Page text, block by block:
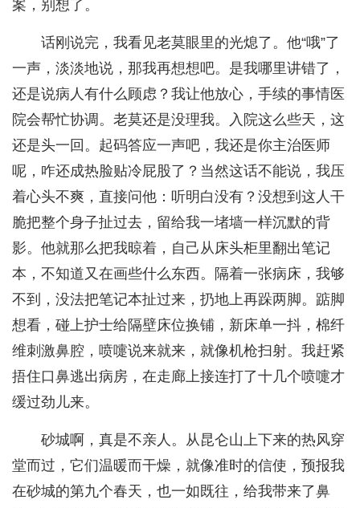
案，别想了。
话刚说完，我看见老莫眼里的光熄了。他“哦”了
一声，淡淡地说，那我再想想吧。是我哪里讲错了，
还是说病人有什么顾虑？我让他放心，手续的事情医
院会帮忙协调。老莫还是没理我。入院这么些天，这
还是头一回。起码答应一声吧，我还是你主治医师
呢，咋还成热脸贴冷屁股了？当然这话不能说，我压
着心头不爽，直接问他：听明白没有？没想到这人干
脆把整个身子扯过去，留给我一堵墙一样沉默的背
影。他就那么把我晾着，自己从床头柜里翻出笔记
本，不知道又在画些什么东西。隔着一张病床，我够
不到，没法把笔记本扯过来，扔地上再跺两脚。踮脚
想看，碰上护士给隔壁床位换铺，新床单一抖，棉纤
维刺激鼻腔，喷嚏说来就来，就像机枪扫射。我赶紧
捂住口鼻逃出病房，在走廊上接连打了十几个喷嚏才
缓过劲儿来。
砂城啊，真是不亲人。从昆仑山上下来的热风穿
堂而过，它们温暖而干燥，就像准时的信使，预报我
在砂城的第九个春天，也一如既往，给我带来了鼻